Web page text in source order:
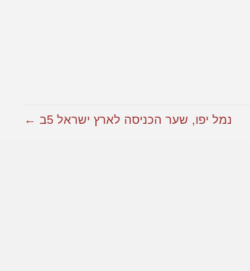
נמל יפו, שער הכניסה לארץ ישראל 5ב ←